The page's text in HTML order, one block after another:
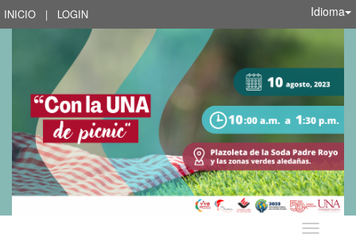
INICIO | LOGIN Idioma
Idioma